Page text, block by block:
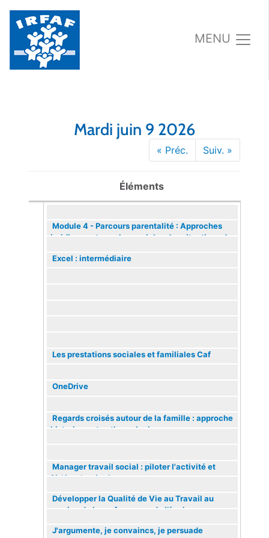
MENU
Mardi juin 9 2026
« Préc. Suiv. »
Éléments
Module 4 - Parcours parentalité : Approches
juridiques et psycho-sociales des situations de
Excel : intermédiaire
Les prestations sociales et familiales Caf
OneDrive
Regards croisés autour de la famille : approche
historique et anthropologique
Manager travail social : piloter l'activité et
fédérer les équipes
Développer la Qualité de Vie au Travail au
service de la performance de l’équipe
Action annulée
J'argumente, je convaincs, je persuade